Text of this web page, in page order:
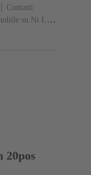
Contatti:
su Ni Lato
20pos